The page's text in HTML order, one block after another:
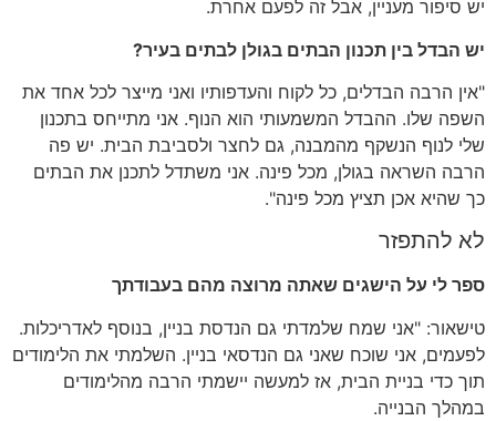
יש סיפור מעניין, אבל זה לפעם אחרת.
יש הבדל בין תכנון הבתים בגולן לבתים בעיר?
"אין הרבה הבדלים, כל לקוח והעדפותיו ואני מייצר לכל אחד את
השפה שלו. ההבדל המשמעותי הוא הנוף. אני מתייחס בתכנון
שלי לנוף הנשקף מהמבנה, גם לחצר ולסביבת הבית. יש פה
הרבה השראה בגולן, מכל פינה. אני משתדל לתכנן את הבתים
כך שהיא אכן תציץ מכל פינה".
לא להתפזר
ספר לי על הישגים שאתה מרוצה מהם בעבודתך
טישאור: "אני שמח שלמדתי גם הנדסת בניין, בנוסף לאדריכלות.
לפעמים, אני שוכח שאני גם הנדסאי בניין. השלמתי את הלימודים
תוך כדי בניית הבית, אז למעשה יישמתי הרבה מהלימודים
במהלך הבנייה.